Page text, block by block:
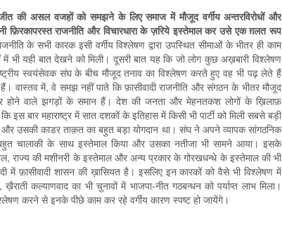
की असलवजहोंकोसमझनेकेलिएसमाजमेंमौजूदवर्गीयअन्तरविरोधों और
फ़िरकापरस्तराजनीतिऔरविचारधाराकेज़रियेइस्तेमालकरउसेएकग़लतरूप
के सभी कारक इसी वर्गीय विश्लेषण द्वारा उपस्थित सीमाओं के भीतर ही काम
में भी यही बात देखने को मिली। दूसरी बात यह कि जो लोग कुछ अख़बारी विश्लेषण
स्वयंसेवक संघ के बीच मौजूद तनाव का विश्लेषण करते हुए वह भी पढ़ लेते हैं
वास्तव में, वे समझ नहीं पाते कि फ़ासीवादी राजनीति और संगठन के भीतर मौजूद
होने वाले झगड़ों के समान हैं। देश की जनता और मेहनतकश लोगों के ख़िलाफ़
इस बार महाराष्ट्र में सात दशकों के इतिहास में किसी भी पार्टी को मिली सबसे बड़ी
उसकी काडर ताक़त का बहुत बड़ा योगदान था। संघ ने अपने व्यापक सांगठनिक
चालाकी के साथ इस्तेमाल किया और उसका नतीजा भी सामने आया। इसके
राज्य की मशीनरी के इस्तेमाल और अन्य प्रकार के गोरखधन्धे के इस्तेमाल की भी
में फ़ासीवादी शासन की ख़ासियत है। इसलिए इन कारकों को वैसे भी विश्लेषण में
कल्याणवाद का भी चुनावों में भाजपा-नीत गठबन्धन को पर्याप्त लाभ मिला।
करने से इनके पीछे काम कर रहे वर्गीय कारण स्पष्ट हो जायेंगे।